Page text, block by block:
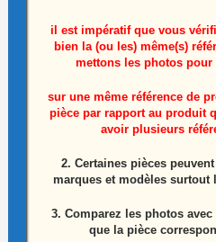
Module wifi télé Lg
10,00
Lire la
il est impératif que vous
bien la (ou les) même(s)
mettons les photos pour
sur une même référence de
pièce par rapport au produit
avoir plusieurs
2. Certaines pièces
marques et modèles surtout
3. Comparez les photos
que la pièce